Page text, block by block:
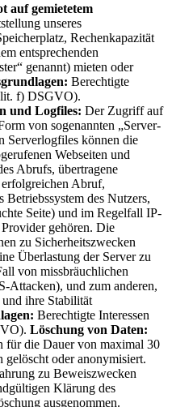
auf gemietetem
unseres
Rechenkapazität
entsprechenden
genannt) mieten oder
Berechtigte
lit. f) DSGVO).
und Logfiles: Der Zugriff auf
von sogenannten „Server-
Serverlogfiles können die
Webseiten und
Abrufs, übertragene
Abruf,
des Nutzers,
Seite) und im Regelfall IP-
gehören. Die
zu Sicherheitszwecken
Überlastung der Server zu
von missbräuchlichen
Attacken), und zum anderen,
ihre Stabilität
Berechtigte Interessen
Löschung von Daten:
die Dauer von maximal 30
gelöscht oder anonymisiert.
zu Beweiszwecken
Klärung des
ausgenommen.